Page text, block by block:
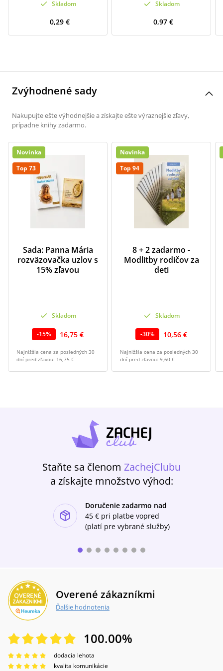
Skladom
0,29 €
Skladom
0,97 €
Zvýhodnené sady
Nakupujte ešte výhodnejšie a získajte ešte výraznejšie zľavy,
prípadne knihy zadarmo.
Novinka
Top 73
Sada: Panna Mária
rozväzovačka uzlov s
15% zľavou
Skladom
-15% 16,75 €
Najnižšia cena za posledných 30
dní pred zľavou: 16,75 €
Novinka
Top 94
8 + 2 zadarmo -
Modlitby rodičov za
deti
Skladom
-30% 10,56 €
Najnižšia cena za posledných 30
dní pred zľavou: 9,60 €
Staňte sa členom ZachejClubu
a získajte množstvo výhod:
Doručenie zadarmo nad
45 € pri platbe vopred
(platí pre vybrané služby)
Overené zákazníkmi
Ďalšie hodnotenia
100.00%
dodacia lehota
kvalita komunikácie